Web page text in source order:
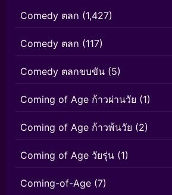
Comedy ตลก (1,427)
Comedy ตลก (117)
Comedy ตลกขบขัน (5)
Coming of Age ก้าวผ่านวัย (1)
Coming of Age ก้าวพ้นวัย (2)
Coming of Age วัยรุ่น (1)
Coming-of-Age (7)